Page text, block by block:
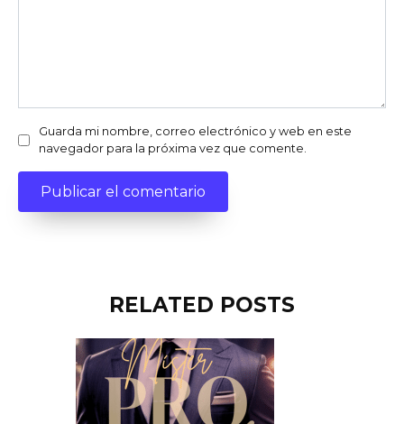
Guarda mi nombre, correo electrónico y web en este
navegador para la próxima vez que comente.
RELATED POSTS